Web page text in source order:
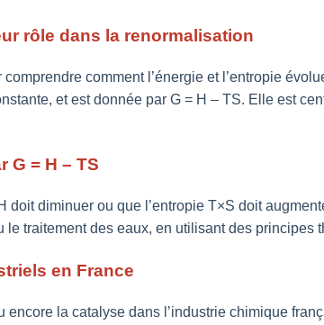
rôle dans la renormalisation
comment l’énergie et l’entropie
et est donnée par G = H – TS. Elle est
G = H – TS
diminuer ou que l’entropie T×S doit
traitement des eaux, en utilisant des principes
en France
la catalyse dans l’industrie chimique